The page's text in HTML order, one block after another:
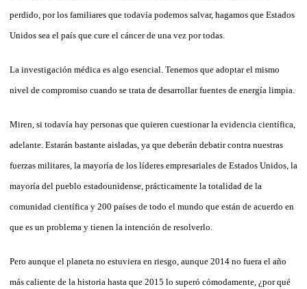
perdido, por los familiares que todavía podemos salvar, hagamos que Estados
Unidos sea el país que cure el cáncer de una vez por todas.
La investigación médica es algo esencial. Tenemos que adoptar el mismo
nivel de compromiso cuando se trata de desarrollar fuentes de energía limpia.
Miren, si todavía hay personas que quieren cuestionar la evidencia científica,
adelante. Estarán bastante aisladas, ya que deberán debatir contra nuestras
fuerzas militares, la mayoría de los líderes empresariales de Estados Unidos, la
mayoría del pueblo estadounidense, prácticamente la totalidad de la
comunidad científica y 200 países de todo el mundo que están de acuerdo en
que es un problema y tienen la intención de resolverlo.
Pero aunque el planeta no estuviera en riesgo, aunque 2014 no fuera el año
más caliente de la historia hasta que 2015 lo superó cómodamente, ¿por qué